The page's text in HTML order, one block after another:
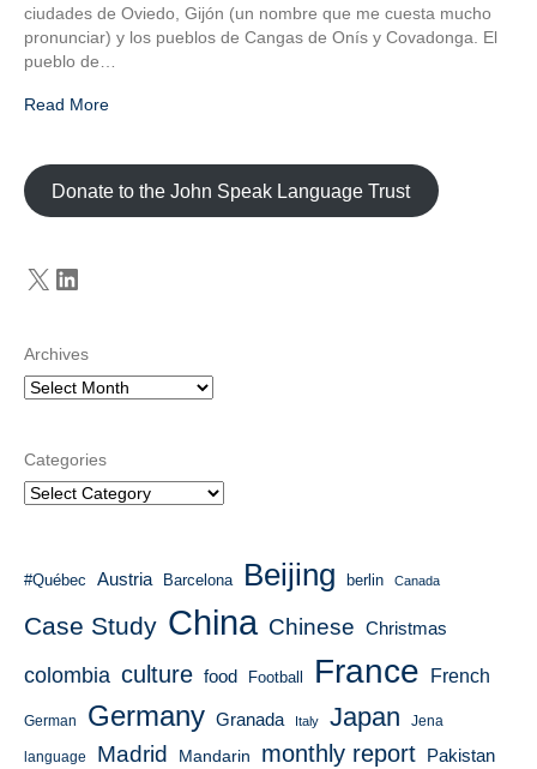
ciudades de Oviedo, Gijón (un nombre que me cuesta mucho
pronunciar) y los pueblos de Cangas de Onís y Covadonga. El
pueblo de…
Read More
Donate to the John Speak Language Trust
X LinkedIn
Archives
Categories
#Québec Austria Barcelona Beijing berlin Canada
Case Study China Chinese Christmas
colombia culture food Football France French
German Germany Granada Italy Japan Jena
language Madrid Mandarin monthly report Pakistan